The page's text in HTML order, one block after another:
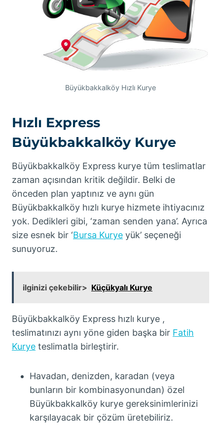
Büyükbakkalköy Hızlı Kurye
Hızlı Express
Büyükbakkalköy Kurye
Büyükbakkalköy Express kurye tüm teslimatlar
zaman açısından kritik değildir. Belki de
önceden plan yaptınız ve aynı gün
Büyükbakkalköy hızlı kurye hizmete ihtiyacınız
yok. Dedikleri gibi, ‘zaman senden yana’. Ayrıca
size esnek bir ‘Bursa Kurye yük’ seçeneği
sunuyoruz.
ilginizi çekebilir> Küçükyalı Kurye
Büyükbakkalköy Express hızlı kurye ,
teslimatınızı aynı yöne giden başka bir Fatih
Kurye teslimatla birleştirir.
Havadan, denizden, karadan (veya
bunların bir kombinasyonundan) özel
Büyükbakkalköy kurye gereksinimlerinizi
karşılayacak bir çözüm üretebiliriz.